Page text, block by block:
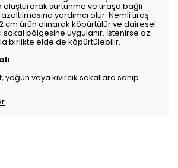
sürtünme ve tıraşa bağlı
yardımcı olur. Nemli tıraş
2 cm ürün alınarak köpürtülür ve dairesel
bölgesine uygulanır. İstenirse az
birlikte elde de köpürtülebilir.
yoğun veya kıvırcık sakallara sahip